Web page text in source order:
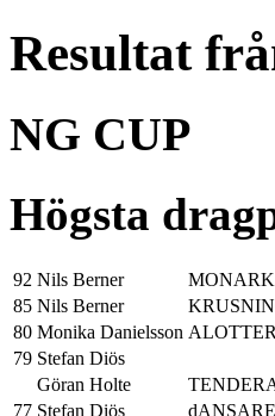
Resultat
NG CUP
Högsta
92 Nils Berner
85 Nils Berner
80 Monika Danielsson
79 Stefan Diös
Göran Holte
77 Stefan Diös